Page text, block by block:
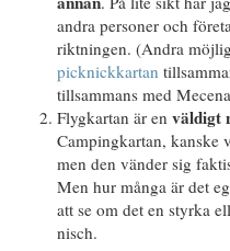
andra personer och
riktningen. (Andra
picknickkartan
tillsammans med
Flygkartan är en väldigt
Campingkartan, kanske
men den vänder sig
Men hur många är det
att se om det en styrka
nisch.